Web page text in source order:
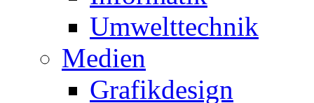
Umwelttechnik
Medien
Grafikdesign